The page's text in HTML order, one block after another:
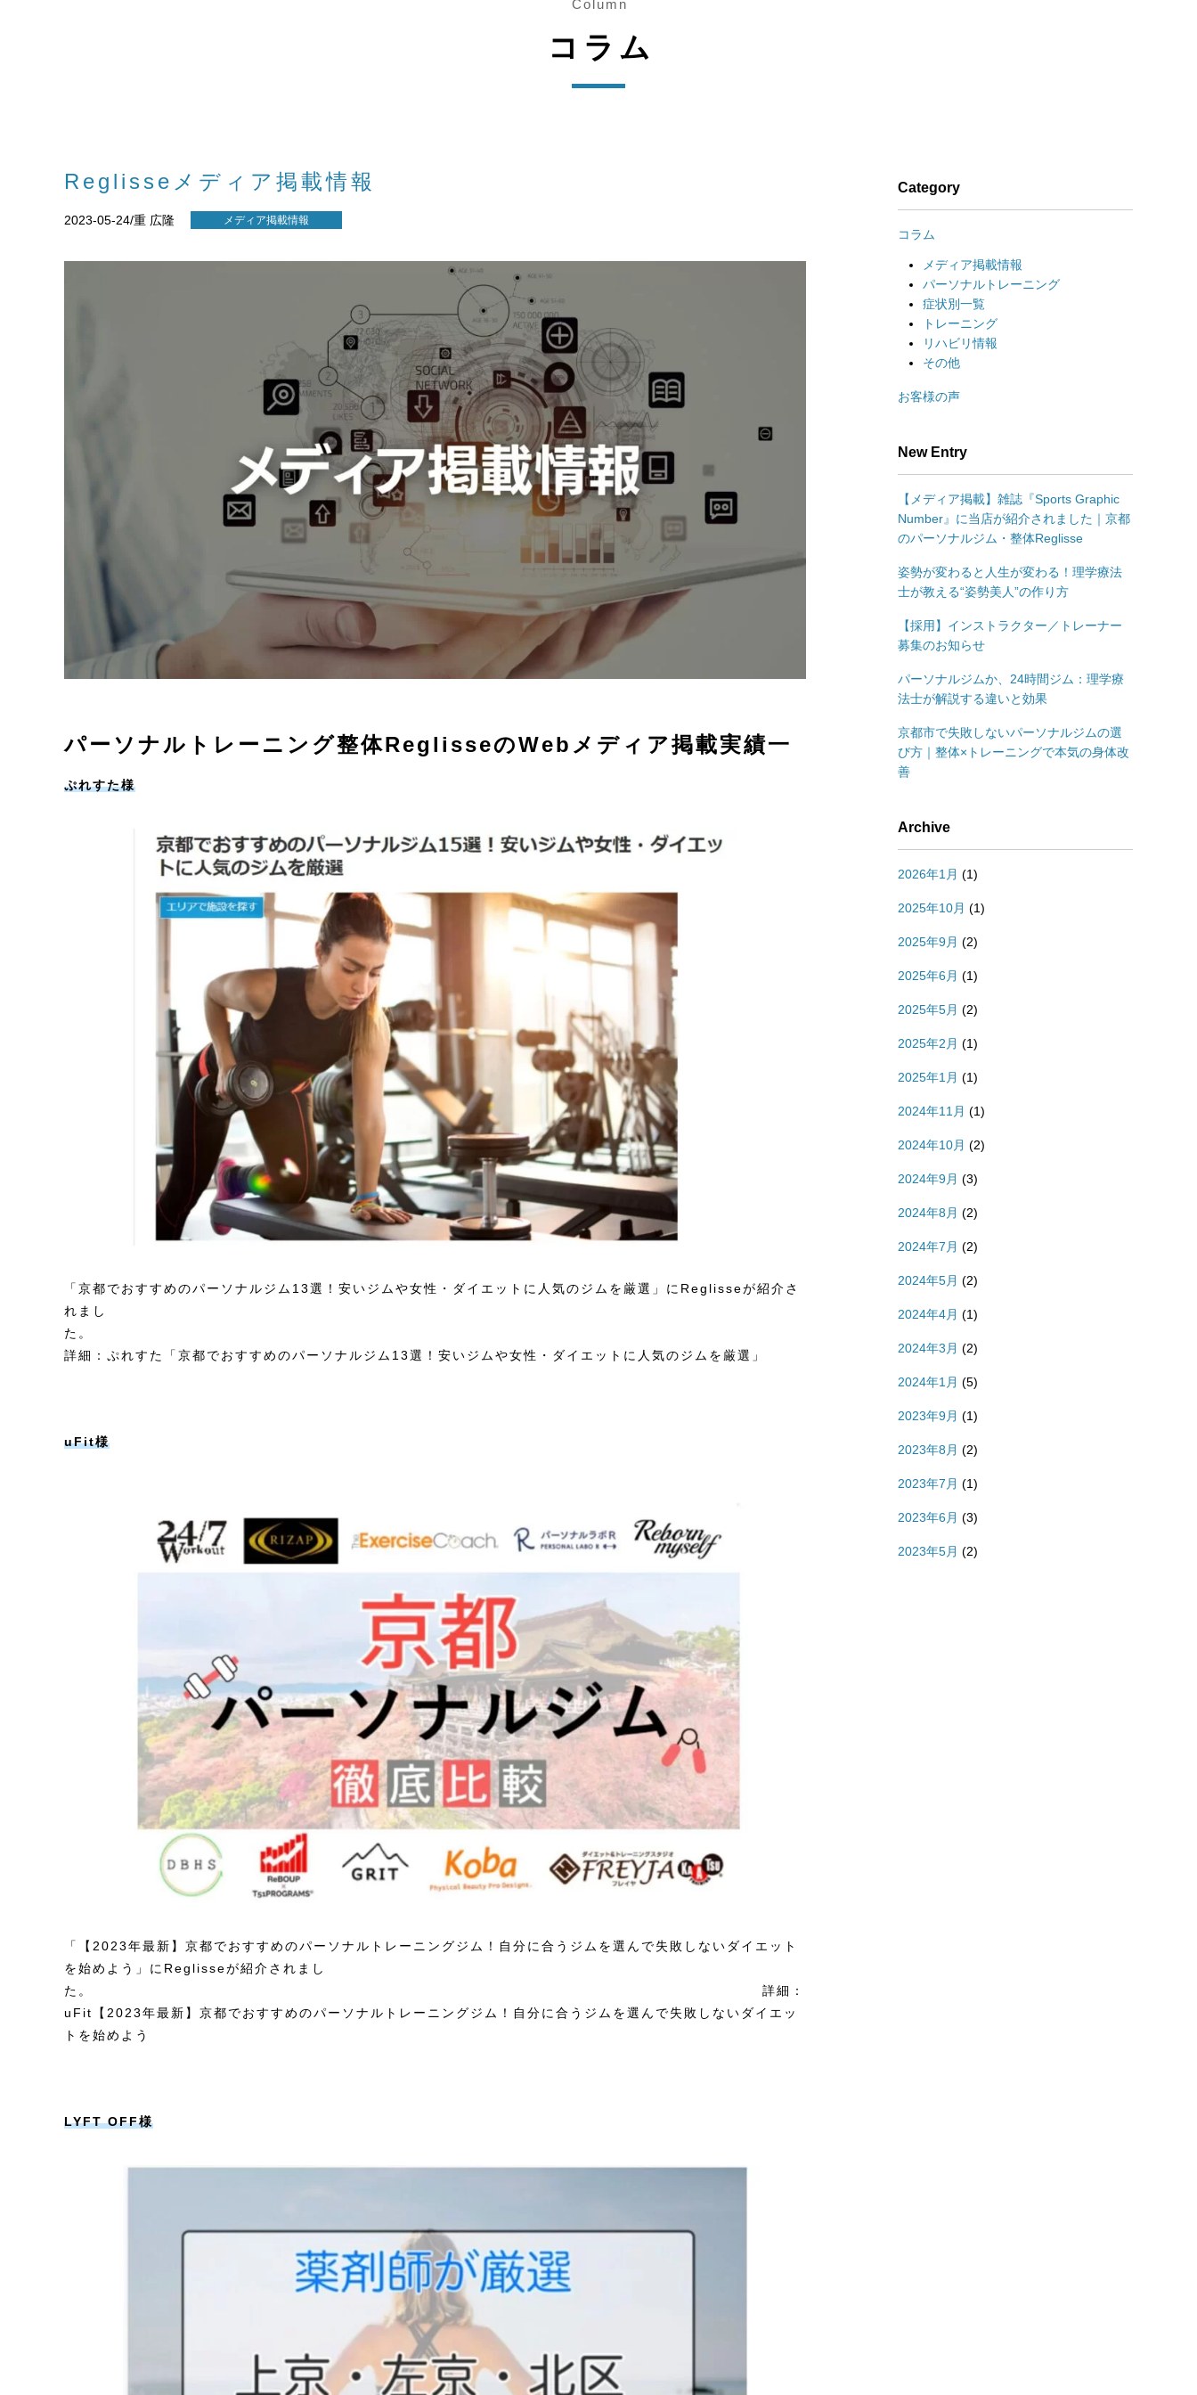
Column
コラム
Reglisseメディア掲載情報
2023-05-24/重 広隆 メディア掲載情報
パーソナルトレーニング整体ReglisseのWebメディア掲載実績一
ぷれすた様
「京都でおすすめのパーソナルジム13選！安いジムや女性・ダイエットに人気のジムを厳選」にReglisseが紹介さ
れまし
た。
詳細：ぷれすた
「京都でおすすめのパーソナルジム13選！安いジムや女性・ダイエットに人気のジムを厳選」
uFit様
「【2023年最新】京都でおすすめのパーソナルトレーニングジム！自分に合うジムを選んで失敗しないダイエット
を始めよう」にReglisseが紹介されまし
た。 詳細：
uFit
【2023年最新】京都でおすすめのパーソナルトレーニングジム！自分に合うジムを選んで失敗しないダイエッ
トを始めよう
LYFT OFF様
Category
コラム
メディア掲載情報
パーソナルトレーニング
症状別一覧
トレーニング
リハビリ情報
その他
お客様の声
New Entry
【メディア掲載】雑誌『Sports Graphic
Number』に当店が紹介されました｜京都
のパーソナルジム・整体Reglisse
姿勢が変わると人生が変わる！理学療法
士が教える“姿勢美人”の作り方
【採用】インストラクター／トレーナー
募集のお知らせ
パーソナルジムか、24時間ジム：理学療
法士が解説する違いと効果
京都市で失敗しないパーソナルジムの選
び方｜整体×トレーニングで本気の身体改
善
Archive
2026年1月 (1)
2025年10月 (1)
2025年9月 (2)
2025年6月 (1)
2025年5月 (2)
2025年2月 (1)
2025年1月 (1)
2024年11月 (1)
2024年10月 (2)
2024年9月 (3)
2024年8月 (2)
2024年7月 (2)
2024年5月 (2)
2024年4月 (1)
2024年3月 (2)
2024年1月 (5)
2023年9月 (1)
2023年8月 (2)
2023年7月 (1)
2023年6月 (3)
2023年5月 (2)